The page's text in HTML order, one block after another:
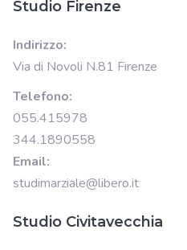
Studio Firenze
Indirizzo:
Via di Novoli N.81 Firenze
Telefono:
055.415978
344.1890558
Email:
studimarziale@libero.it
Studio Civitavecchia